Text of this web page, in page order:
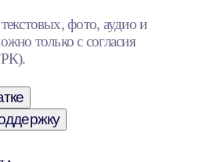
фото, аудио и
только с согласия